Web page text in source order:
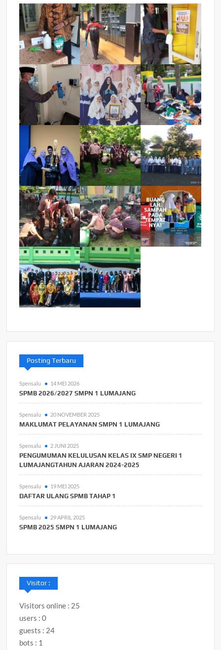
Posting Terbaru
Spensalu 14 MEI 2026
SPMB 2026/2027 SMPN 1 LUMAJANG
Spensalu 20 NOVEMBER 2025
MAKLUMAT PELAYANAN SMPN 1 LUMAJANG
Spensalu 2 JUNI 2025
PENGUMUMAN KELULUSAN KELAS IX SMP NEGERI 1
LUMAJANGTAHUN AJARAN 2024-2025
Spensalu 19 MEI 2025
DAFTAR ULANG SPMB TAHAP 1
Spensalu 29 APRIL 2025
SPMB 2025 SMPN 1 LUMAJANG
Visitor :
Visitors online : 25
users : 0
guests : 24
bots : 1